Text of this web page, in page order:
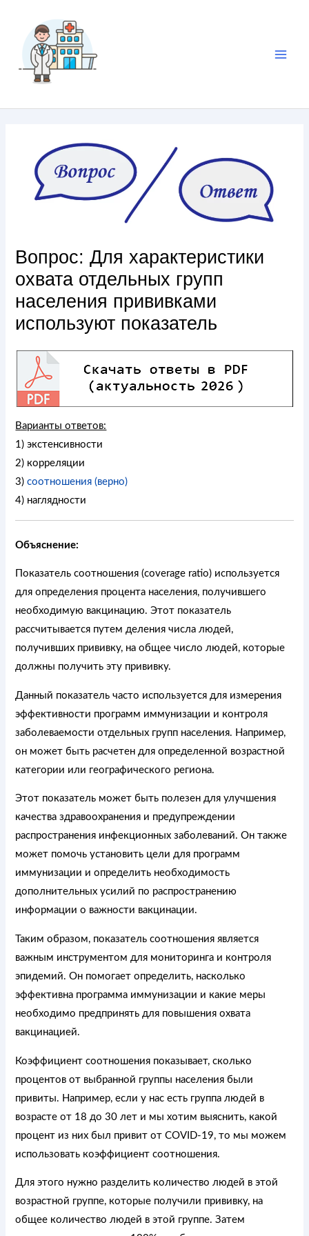
Вопрос: Для характеристики
охвата отдельных групп
населения прививками
используют показатель
Варианты ответов:
1) экстенсивности
2) корреляции
3)соотношения (верно)
4) наглядности
Объяснение:
Показатель соотношения (coverage ratio) используется
для определения процента населения, получившего
необходимую вакцинацию. Этот показатель
рассчитывается путем деления числа людей,
получивших прививку, на общее число людей, которые
должны получить эту прививку.
Данный показатель часто используется для измерения
эффективности программ иммунизации и контроля
заболеваемости отдельных групп населения. Например,
он может быть расчетен для определенной возрастной
категории или географического региона.
Этот показатель может быть полезен для улучшения
качества здравоохранения и предупреждении
распространения инфекционных заболеваний. Он также
может помочь установить цели для программ
иммунизации и определить необходимость
дополнительных усилий по распространению
информации о важности вакцинации.
Таким образом, показатель соотношения является
важным инструментом для мониторинга и контроля
эпидемий. Он помогает определить, насколько
эффективна программа иммунизации и какие меры
необходимо предпринять для повышения охвата
вакцинацией.
Коэффициент соотношения показывает, сколько
процентов от выбранной группы населения были
привиты. Например, если у нас есть группа людей в
возрасте от 18 до 30 лет и мы хотим выяснить, какой
процент из них был привит от COVID-19, то мы можем
использовать коэффициент соотношения.
Для этого нужно разделить количество людей в этой
возрастной группе, которые получили прививку, на
общее количество людей в этой группе. Затем